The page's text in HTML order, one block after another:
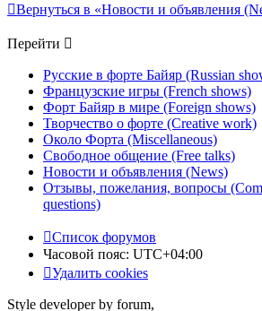
Вернуться в «Новости и объявления
Перейти
Русские в форте Байяр (Russian
Французские игры (French shows)
Форт Байяр в мире (Foreign shows)
Творчество о форте (Creative work)
Около Форта (Miscellaneous)
Свободное общение (Free talks)
Новости и объявления (News)
Отзывы, пожелания, вопросы
questions)
Список форумов
Часовой пояс: UTC+04:00
Удалить cookies
Style developer by forum,